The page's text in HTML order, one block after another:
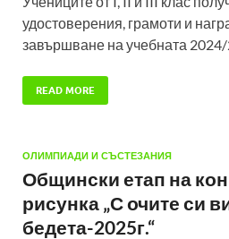
удостоверения, грамоти и
завършване на учебната
READ MORE
ОЛИМПИАДИ И СЪСТЕЗАНИЯ
Общински етап на
рисунка „С очите си
бедета-2025г.“